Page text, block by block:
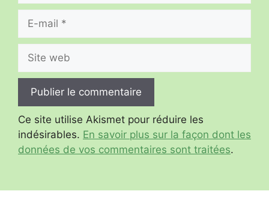
mail
web
Ce site utilise Akismet pour réduire les
indésirables. En savoir plus sur la façon dont les
données de vos commentaires sont traitées.